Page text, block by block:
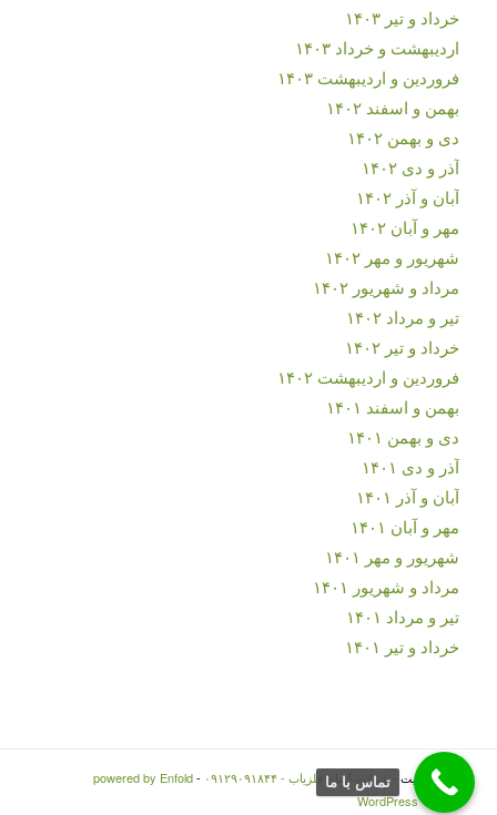
خرداد و تیر ۱۴۰۳
اردیبهشت و خرداد ۱۴۰۳
فروردین و اردیبهشت ۱۴۰۳
بهمن و اسفند ۱۴۰۲
دی و بهمن ۱۴۰۲
آذر و دی ۱۴۰۲
آبان و آذر ۱۴۰۲
مهر و آبان ۱۴۰۲
شهریور و مهر ۱۴۰۲
مرداد و شهریور ۱۴۰۲
تیر و مرداد ۱۴۰۲
خرداد و تیر ۱۴۰۲
فروردین و اردیبهشت ۱۴۰۲
بهمن و اسفند ۱۴۰۱
دی و بهمن ۱۴۰۱
آذر و دی ۱۴۰۱
آبان و آذر ۱۴۰۱
مهر و آبان ۱۴۰۱
شهریور و مهر ۱۴۰۱
مرداد و شهریور ۱۴۰۱
تیر و مرداد ۱۴۰۱
خرداد و تیر ۱۴۰۱
© کپی رایت -شرکت آسان فلزیاب - ۰۹۱۲۹۰۹۱۸۴۴ -
powered by Enfold
WordPress Theme
تماس با ما